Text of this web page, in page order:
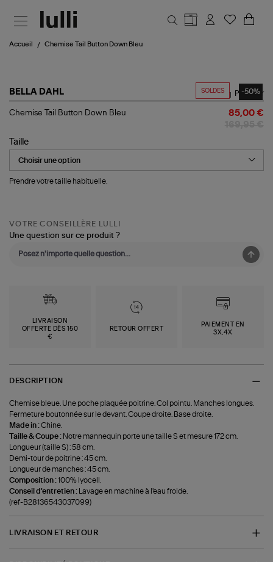
Accueil Chemise Tail Button Down Bleu
SOLDES -50%
BELLA DAHL
Chemise
Down
Bleu
Partager
Chemise Tail Button Down Bleu 85,00 €
Taille
Prendre votre taille habituelle.
VOTRE CONSEILLÈRE LULLI
Une question sur ce produit ?
LIVRAISON
OFFERTE DÈS 150
€
RETOUR OFFERT
PAIEMENT EN
3X,4X
DESCRIPTION
Chemise bleue. Une poche plaquée poitrine. Col pointu. Manches longues.
Fermeture boutonnée sur le devant. Coupe droite. Base droite.
Made in :Chine.
Taille & Coupe : Notre mannequin porte une taille S et mesure 172 cm.
Longueur (taille S) : 58 cm.
Demi-tour de poitrine : 45 cm.
Longueur de manches : 45 cm.
Composition :100% lyocell.
Conseil d'entretien :
Lavage en machine à l'eau froide.
(ref-B28136543037099)
LIVRAISON ET RETOUR